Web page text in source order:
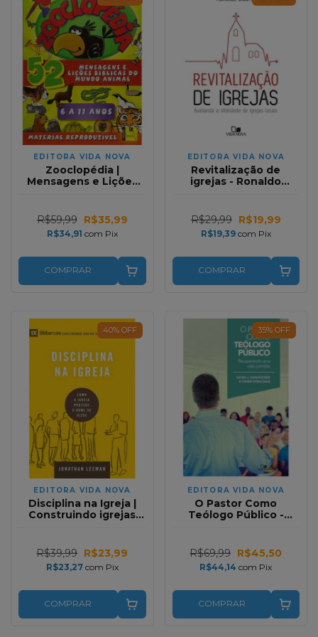
EDITORA VIDA NOVA
Zooclopédia |
Mensagens e Lições
R$59,99 R$35,99
R$34,91 com Pix
COMPRAR
EDITORA VIDA NOVA
Revitalização de
igrejas - Ronaldo
R$29,99 R$19,99
R$19,39 com Pix
COMPRAR
40% OFF
EDITORA VIDA NOVA
Disciplina na Igreja |
Construindo igrejas
R$39,99 R$23,99
R$23,27 com Pix
COMPRAR
35% OFF
EDITORA VIDA NOVA
O Pastor Como
Teólogo Público -
R$69,99 R$45,50
R$44,14com Pix
COMPRAR